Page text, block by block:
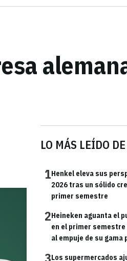
LO MÁS LEÍDO
1Henkel eleva sus
2026 tras un sólido
primer semestre
2Heineken aguanta el
en el primer semestre
al empuje de su gama
Los supermercados